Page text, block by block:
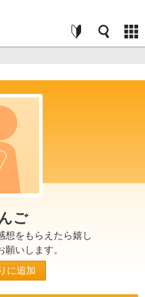
ご
をもらえたら嬉し
いします。
に追加